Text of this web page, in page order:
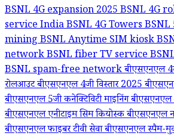
BSNL 4G expansion 2025BSNL 4G
service IndiaBSNL 4G Towers
miningBSNL Anytime SIM kiosk
networkBSNL fiber TV service
BSNL spam-free networkबीएसएनएल
रोलआउटबीएसएनएल 4जी विस्तार 2025
बीएसएनएल 5जी कनेक्टिविटी माइनिंगबीएसएनएल
बीएसएनएल एनीटाइम सिम कियोस्कबीएसएनएल
बीएसएनएल फाइबर टीवी सेवाबीएसएनएल स्पैम-